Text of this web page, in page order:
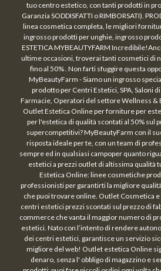
tuo centro estetico, con tanti prodotti in
Garanzia SODDISFATTI o RIMBORSATI).
linea cosmetica completa, le migliori
ingrosso prodotti per unghie, ingrosso
ESTETICA MYBEAUTYFARM
ultime occasioni, troverai tanti cosmetici di
fino al 50% . Non farti sfuggire questa
MyBeautyFarm - Siamo un ingrosso
prodotto per Centri Estetici, SPA, Saloni
Farmacie, Operatori del settore Wellness &
Outlet Estetica Online per forniture per
per l'estetica di qualità scontati al 50% sul
supercompetitivi? MyBeautyFarm con il
risposta ideale per te, con un team di
sempre ed in qualsiasi campoper quanto
estetici a prezzi outlet di altissima qualità
Estetica Online: linee cosmetiche
professionisti per garantirti la migliore
che puoi trovare online. Outlet Cosmetica
centri estetici prezzi scontati sul prezzo di
commerce che vanta il maggior numero di
estetici. Nato con l’intento di rendere
dei centri estetici, garantisce un servizio
migliore del web! Outlet estetica Online
denaro, senza l' obbligo di magazzino e